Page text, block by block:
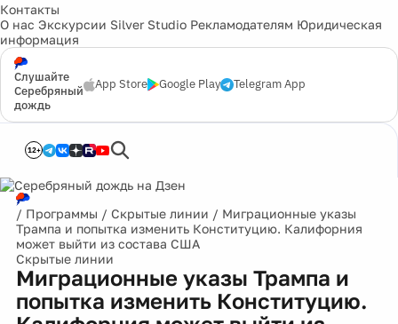
Контакты
О нас Экскурсии Silver Studio Рекламодателям Юридическая
информация
Слушайте
Серебряный
дождь
App Store Google Play Telegram App
12+
/ Программы / Скрытые линии / Миграционные указы
Трампа и попытка изменить Конституцию. Калифорния
может выйти из состава США
Скрытые линии
Миграционные указы Трампа и
попытка изменить Конституцию.